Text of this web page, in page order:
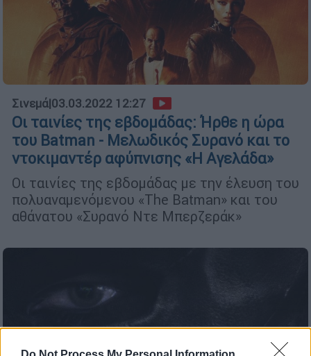
Σινεμά|03.03.2022 12:27
Οι ταινίες της εβδομάδας: Ήρθε η ώρα
του Batman - Mελωδικός Συρανό και το
ντοκιμαντέρ αφύπνισης «Η Αγελάδα»
Οι ταινίες της εβδομάδας με την έλευση του
πολυαναμενόμενου «The Batman» και του
αθάνατου «Συρανό Ντε Μπερζεράκ»